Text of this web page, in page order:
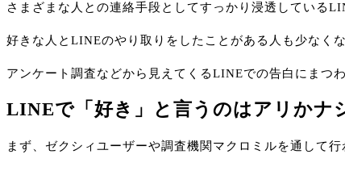
さまざまな人との連絡手段としてすっかり浸透している
好きな人とLINEのやり取りをしたことがある人も少なく
アンケート調査などから見えてくるLINEでの告白にまつ
LINEで「好き」と言うのはアリかナ
まず、ゼクシィユーザーや調査機関マクロミルを通して